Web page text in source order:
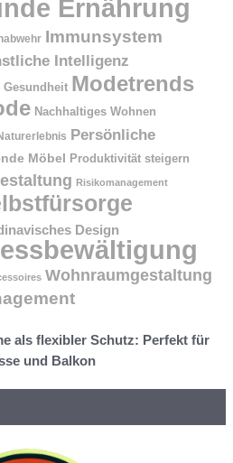
Ernährung
Immunsystem
Intelligenz
Gesundheit Modetrends
Nachhaltiges Wohnen
Persönliche
Möbel Produktivität steigern
Risikomanagement
Design
Wohnraumgestaltung
als flexibler Schutz: Perfekt für
und Balkon